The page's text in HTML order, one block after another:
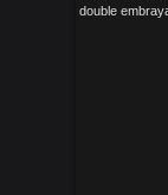
double